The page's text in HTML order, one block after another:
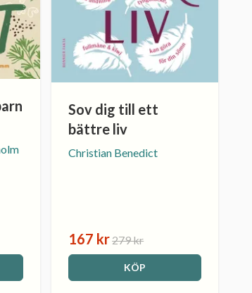
Sov dig till ett
bättre liv
Christian Benedict
167 kr279 kr
KÖP